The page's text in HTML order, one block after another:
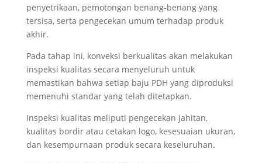
penyetrikaan, pemotongan benang-benang yang
tersisa, serta pengecekan umum terhadap produk
akhir.
Pada tahap ini, konveksi berkualitas akan melakukan
inspeksi kualitas secara menyeluruh untuk
memastikan bahwa setiap baju PDH yang diproduksi
memenuhi standar yang telah ditetapkan.
Inspeksi kualitas meliputi pengecekan jahitan,
kualitas bordir atau cetakan logo, kesesuaian ukuran,
dan kesempurnaan produk secara keseluruhan.